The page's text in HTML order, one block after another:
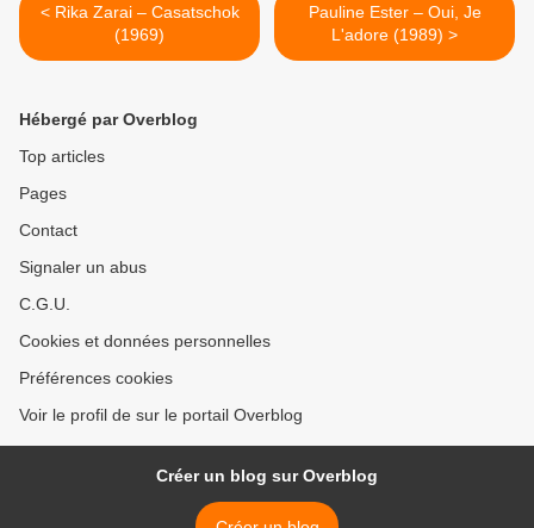
< Rika Zarai – Casatschok
(1969)
Pauline Ester – Oui, Je
L'adore (1989) >
Hébergé par Overblog
Top articles
Pages
Contact
Signaler un abus
C.G.U.
Cookies et données personnelles
Préférences cookies
Voir le profil de sur le portail Overblog
Créer un blog sur Overblog